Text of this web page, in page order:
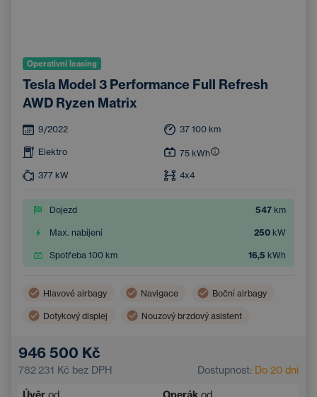
Operativní leasing
Tesla Model 3 Performance Full Refresh
AWD Ryzen Matrix
9/2022 37 100 km
Elektro 75 kWh
377 kW 4x4
Dojezd 547 km
Max. nabíjení 250 kW
Spotřeba 100 km 16,5 kWh
Hlavové airbagy Navigace Boční airbagy
Dotykový displej Nouzový brzdový asistent
Systém rozpoznávání únavy
946 500 Kč
782 231 Kč bez DPH Dostupnost: Do 20 dní
od od